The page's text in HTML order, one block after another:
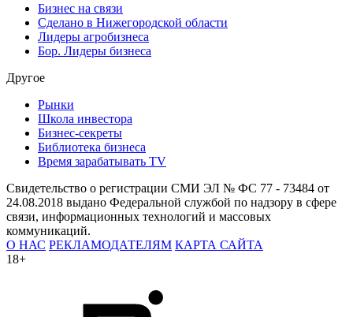
Бизнес на связи
Сделано в Нижегородской области
Лидеры агробизнеса
Бор. Лидеры бизнеса
Другое
Рынки
Школа инвестора
Бизнес-секреты
Библиотека бизнеса
Время зарабатывать TV
Свидетельство о регистрации СМИ ЭЛ № ФС 77 - 73484 от
24.08.2018 выдано Федеральной службой по надзору в сфере
связи, информационных технологий и массовых
коммуникаций.
О НАС РЕКЛАМОДАТЕЛЯМ КАРТА САЙТА
18+